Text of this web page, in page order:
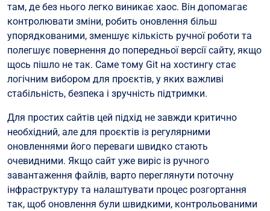
там, де без нього легко виникає хаос. Він допомагає
контролювати зміни, робить оновлення більш
упорядкованими, зменшує кількість ручної роботи та
полегшує повернення до попередньої версії сайту, якщо
щось пішло не так. Саме тому Git на хостингу стає
логічним вибором для проєктів, у яких важливі
стабільність, безпека і зручність підтримки.
Для простих сайтів цей підхід не завжди критично
необхідний, але для проєктів із регулярними
оновленнями його переваги швидко стають
очевидними. Якщо сайт уже виріс із ручного
завантаження файлів, варто переглянути поточну
інфраструктуру та налаштувати процес розгортання
так, щоб оновлення були швидкими, контрольованими